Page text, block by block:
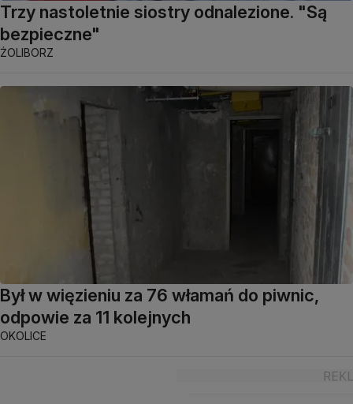
Trzy nastoletnie siostry odnalezione. "Są
bezpieczne"
ŻOLIBORZ
Był w więzieniu za 76 włamań do piwnic,
odpowie za 11 kolejnych
OKOLICE